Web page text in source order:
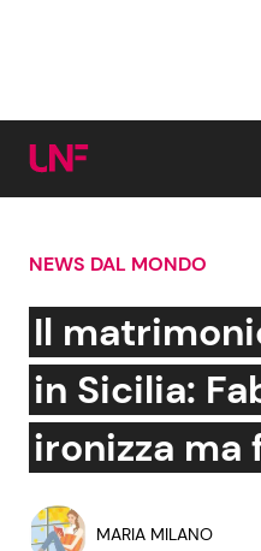
Cerca:
News e Cronaca
Attualità Italiana
NEWS DAL MONDO
Il
in Sicilia:
ironizza ma
MARIA MILANO